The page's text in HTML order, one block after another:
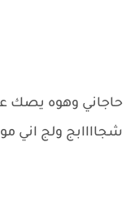
حاجاني وهوه يصك
شجاااابج ولج اني